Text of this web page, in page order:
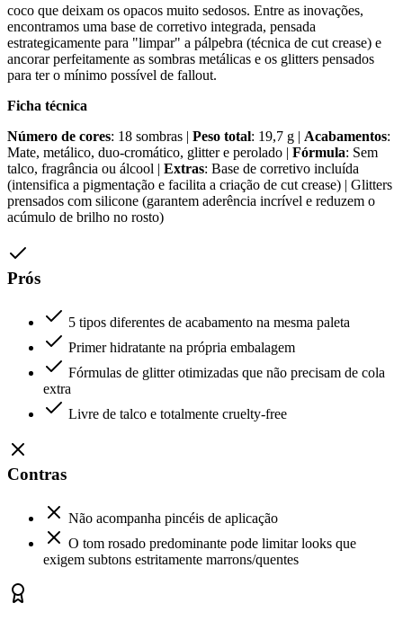
coco que deixam os opacos muito sedosos. Entre as inovações,
encontramos uma base de corretivo integrada, pensada
estrategicamente para "limpar" a pálpebra (técnica de cut crease) e
ancorar perfeitamente as sombras metálicas e os glitters pensados
para ter o mínimo possível de fallout.
Ficha técnica
Número de cores: 18 sombras | Peso total: 19,7 g | Acabamentos:
Mate, metálico, duo-cromático, glitter e perolado | Fórmula: Sem
talco, fragrância ou álcool | Extras: Base de corretivo incluída
(intensifica a pigmentação e facilita a criação de cut crease) | Glitters
prensados com silicone (garantem aderência incrível e reduzem o
acúmulo de brilho no rosto)
Prós
5 tipos diferentes de acabamento na mesma paleta
Primer hidratante na própria embalagem
Fórmulas de glitter otimizadas que não precisam de cola
extra
Livre de talco e totalmente cruelty-free
Contras
Não acompanha pincéis de aplicação
O tom rosado predominante pode limitar looks que
exigem subtons estritamente marrons/quentes